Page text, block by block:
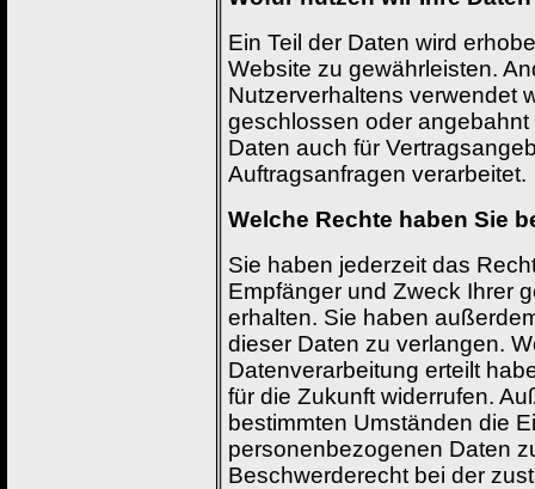
Ein Teil der Daten wird
Website zu gewährleisten.
Nutzerverhaltens verwendet
geschlossen oder
Daten auch für
Auftragsanfragen verarbeitet.
Welche Rechte haben Sie
Sie haben jederzeit das
Empfänger und Zweck Ihrer
erhalten. Sie haben
dieser Daten zu verlangen.
Datenverarbeitung erteilt
für die Zukunft widerrufen.
bestimmten Umständen die
personenbezogenen Daten
Beschwerderecht bei der